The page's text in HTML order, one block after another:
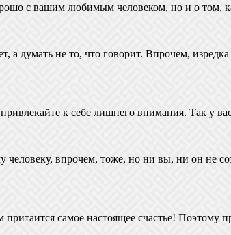
с вашим любимым человеком, но и о
думать не то, что говорит. Впрочем,
к себе лишнего внимания. Так у
впрочем, тоже, но ни вы, ни он не
самое настоящее счастье! Поэтому